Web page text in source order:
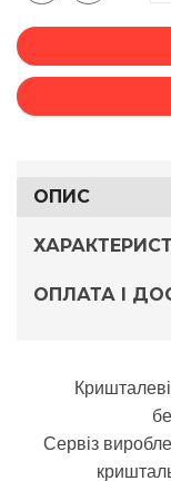
ОПИС
ОПЛАТА І
Сервіз